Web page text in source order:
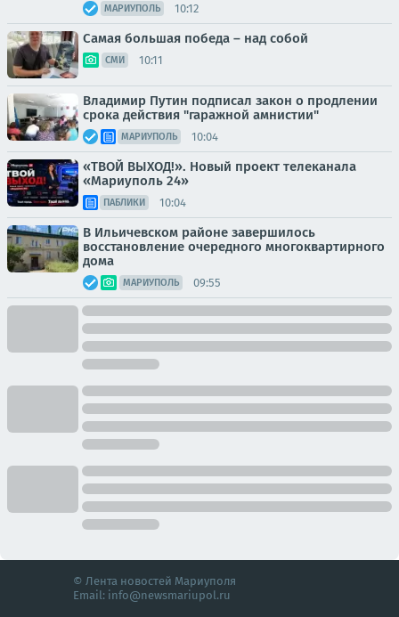
МАРИУПОЛЬ 10:12
Самая большая победа – над собой
СМИ 10:11
Владимир Путин подписал закон о продлении
срока действия "гаражной амнистии"
МАРИУПОЛЬ 10:04
«ТВОЙ ВЫХОД!». Новый проект телеканала
«Мариуполь 24»
ПАБЛИКИ 10:04
В Ильичевском районе завершилось
восстановление очередного многоквартирного
дома
МАРИУПОЛЬ 09:55
© Лента новостей Мариуполя
Email: info@newsmariupol.ru